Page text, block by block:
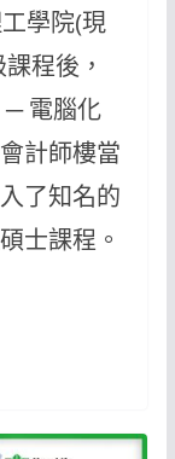
學院(現
程後，
─ 電腦化
計師樓當
了知名的
士課程。